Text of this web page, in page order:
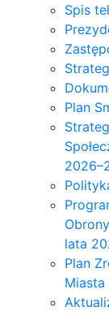
Spis
Plan
lata
Plan
Miasta